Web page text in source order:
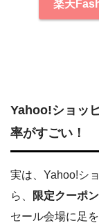
楽天
Yahoo!ショッ
率がすごい！
実は、Yahoo!シ
ら、
限定クーポ
セール会場に足